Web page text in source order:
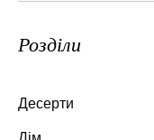
Розділи
Десерти